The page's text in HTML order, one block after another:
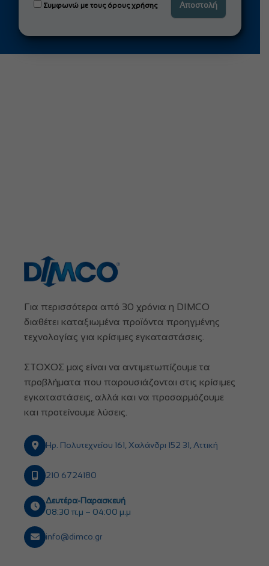
Συμφωνώ με τους όρους χρήσης
Για περισσότερα από 30 χρόνια η DIMCO
διαθέτει καταξιωμένα προϊόντα προηγμένης
τεχνολογίας για κρίσιμες εγκαταστάσεις.
ΣΤΟΧΟΣ μας είναι να αντιμετωπίζουμε τα
προβλήματα που παρουσιάζονται στις κρίσιμες
εγκαταστάσεις, αλλά και να προσαρμόζουμε
και προτείνουμε λύσεις.
Ηρ. Πολυτεχνείου 161, Χαλάνδρι 152 31, Αττική
210 6724180
Δευτέρα-Παρασκευή
08:30 π.μ – 04:00 μ.μ
info@dimco.gr